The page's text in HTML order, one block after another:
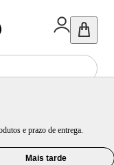
e prazo de entrega.
Mais tarde
de Pia e Cozinha